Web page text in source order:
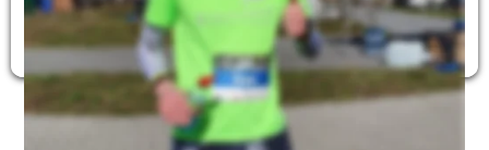
Zielzeit: 3:36:12 h
Gesamtplatz 11 / 6. AK M35